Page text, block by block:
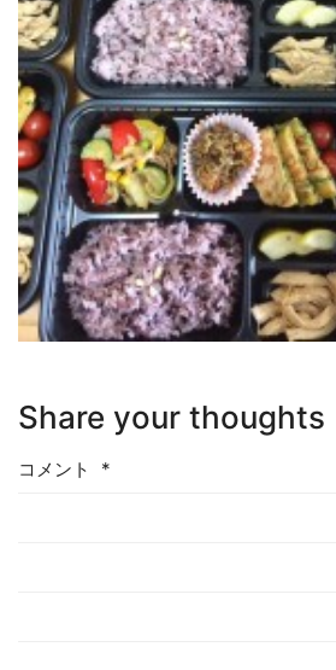
Share your thoughts
コメント *